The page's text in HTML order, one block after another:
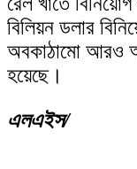
বিলিয়ন ডলার
অবকাঠামো আরও
হয়েছে।
এলএইস/